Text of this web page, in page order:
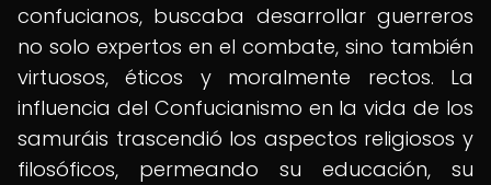
confucianos, buscaba desarrollar guerreros
no solo expertos en el combate, sino también
virtuosos, éticos y moralmente rectos. La
influencia del Confucianismo en la vida de los
samuráis trascendió los aspectos religiosos y
filosóficos, permeando su educación, su